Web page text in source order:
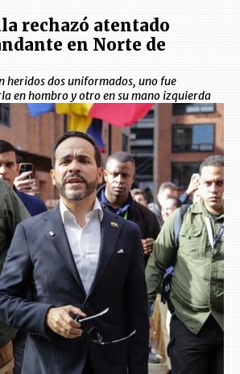
rechazó atentado
en Norte de
heridos dos uniformados, uno fue
en hombro y otro en su mano izquierda